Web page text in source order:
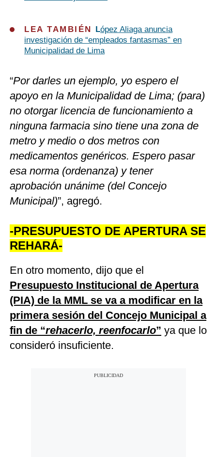
LEA TAMBIÉN López Aliaga anuncia
investigación de “empleados fantasmas” en
Municipalidad de Lima
“Por darles un ejemplo, yo espero el
apoyo en la Municipalidad de Lima; (para)
no otorgar licencia de funcionamiento a
ninguna farmacia sino tiene una zona de
metro y medio o dos metros con
medicamentos genéricos. Espero pasar
esa norma (ordenanza) y tener
aprobación unánime (del Concejo
Municipal)”, agregó.
-PRESUPUESTO DE APERTURA SE
REHARÁ-
En otro momento, dijo que el
Presupuesto Institucional de Apertura
(PIA) de la MML se va a modificar en la
primera sesión del Concejo Municipal a
fin de “rehacerlo, reenfocarlo” ya que lo
consideró insuficiente.